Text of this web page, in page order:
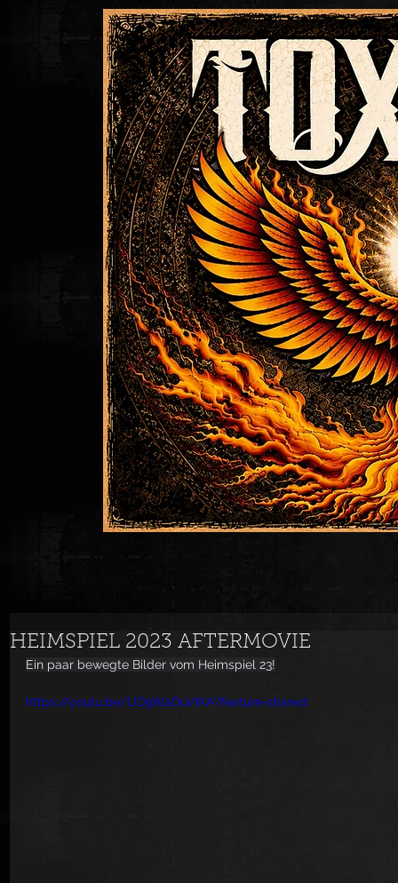
HEIMSPIEL 2023 AFTERMOVIE
Ein paar bewegte Bilder vom Heimspiel 23!
https://youtu.be/UD9WaDuVIKA?feature=shared